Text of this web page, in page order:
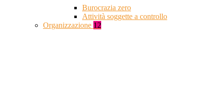
Burocrazia zero
Attività soggette a controllo
Organizzazione 12